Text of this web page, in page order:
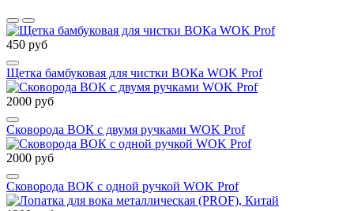
450 руб
Щетка бамбуковая для чистки ВОКа WOK Prof
2000 руб
Сковорода ВОК с двумя ручками WOK Prof
2000 руб
Сковорода ВОК с одной ручкой WOK Prof